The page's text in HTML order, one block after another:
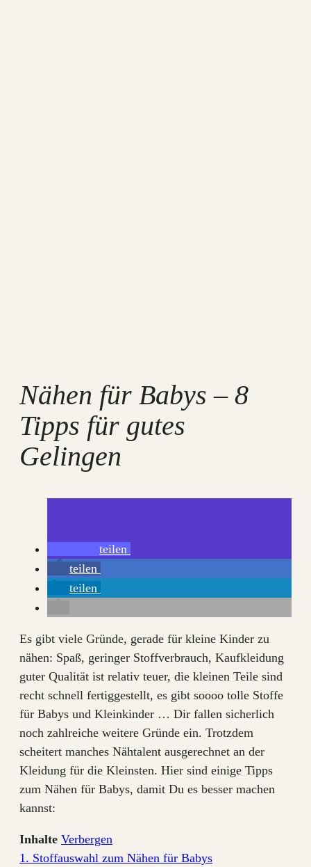
Nähen für Babys – 8
Tipps für gutes
Gelingen
teilen
teilen
teilen
Es gibt viele Gründe, gerade für kleine Kinder zu
nähen: Spaß, geringer Stoffverbrauch, Kaufkleidung
guter Qualität ist relativ teuer, die kleinen Teile sind
recht schnell fertiggestellt, es gibt soooo tolle Stoffe
für Babys und Kleinkinder … Dir fallen sicherlich
noch zahlreiche weitere Gründe ein. Trotzdem
scheitert manches Nähtalent ausgerechnet an der
Kleidung für die Kleinsten. Hier sind einige Tipps
zum Nähen für Babys, damit Du es besser machen
kannst:
Inhalte Verbergen
1. Stoffauswahl zum Nähen für Babys